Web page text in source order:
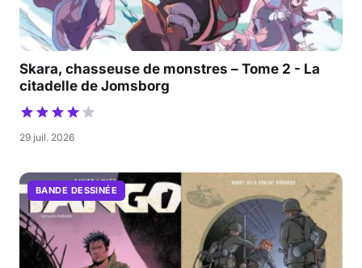
Skara, chasseuse de monstres – Tome 2 - La
citadelle de Jomsborg
29 juil. 2026
BANDE DESSINÉE